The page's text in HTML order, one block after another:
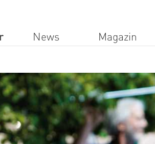
Inhalt
News Magazin